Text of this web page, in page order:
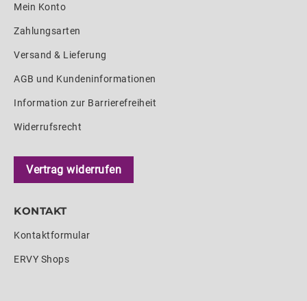
Mein Konto
Zahlungsarten
Versand & Lieferung
AGB und Kundeninformationen
Information zur Barrierefreiheit
Widerrufsrecht
Vertrag widerrufen
KONTAKT
Kontaktformular
ERVY Shops